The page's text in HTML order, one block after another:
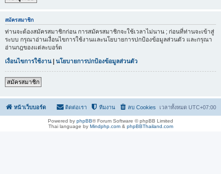
สมัครสมาชิก
ท่านจะต้องสมัครสมาชิกก่อน การสมัครสมาชิกจะใช้เวลาไม่นาน ; ก่อนที่ท่านจะเข้าสู่
ระบบ กรุณาอ่านเงื่อนไขการใช้งานและนโยบายการปกป้องข้อมูลส่วนตัว และกรุณา
อ่านกฎของแต่ละบอร์ด
เงื่อนไขการใช้งาน| นโยบายการปกป้องข้อมูลส่วนตัว
สมัครสมาชิก
หน้าเว็บบอร์ด เวลาทั้งหมด UTC+07:00
ลบ Cookies
ทีมงาน
ติดต่อเรา
Powered by phpBB® Forum Software © phpBB Limited
Thai language by Mindphp.com& phpBBThailand.com